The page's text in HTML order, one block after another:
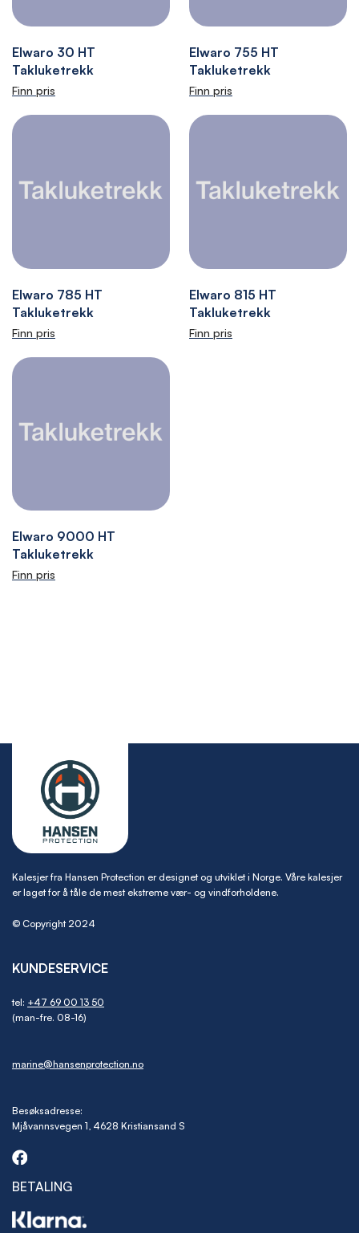
Elwaro 30 HT
Takluketrekk
Finn pris
Elwaro 755 HT
Takluketrekk
Finn pris
Elwaro 785 HT
Takluketrekk
Finn pris
Elwaro 815 HT
Takluketrekk
Finn pris
Elwaro 9000 HT
Takluketrekk
Finn pris
Kalesjer fra Hansen Protection er designet og utviklet i Norge. Våre kalesjer
er laget for å tåle de mest ekstreme vær- og vindforholdene.
© Copyright 2024
KUNDESERVICE
tel: +47 69 00 13 50
(man-fre. 08-16)
marine@hansenprotection.no
Besøksadresse:
Mjåvannsvegen 1, 4628 Kristiansand S
BETALING